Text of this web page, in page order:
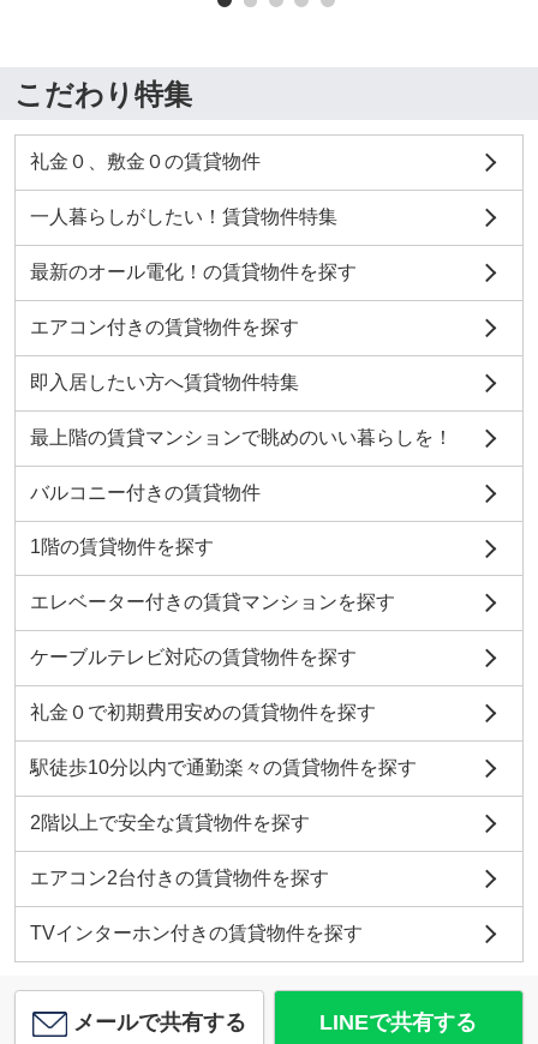
こだわり特集
礼金０、敷金０の賃貸物件
一人暮らしがしたい！賃貸物件特集
最新のオール電化！の賃貸物件を探す
エアコン付きの賃貸物件を探す
即入居したい方へ賃貸物件特集
最上階の賃貸マンションで眺めのいい暮らしを！
バルコニー付きの賃貸物件
1階の賃貸物件を探す
エレベーター付きの賃貸マンションを探す
ケーブルテレビ対応の賃貸物件を探す
礼金０で初期費用安めの賃貸物件を探す
駅徒歩10分以内で通勤楽々の賃貸物件を探す
2階以上で安全な賃貸物件を探す
エアコン2台付きの賃貸物件を探す
TVインターホン付きの賃貸物件を探す
メールで共有する LINEで共有する